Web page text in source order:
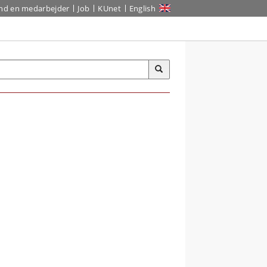
en medarbejder Job KUnet English